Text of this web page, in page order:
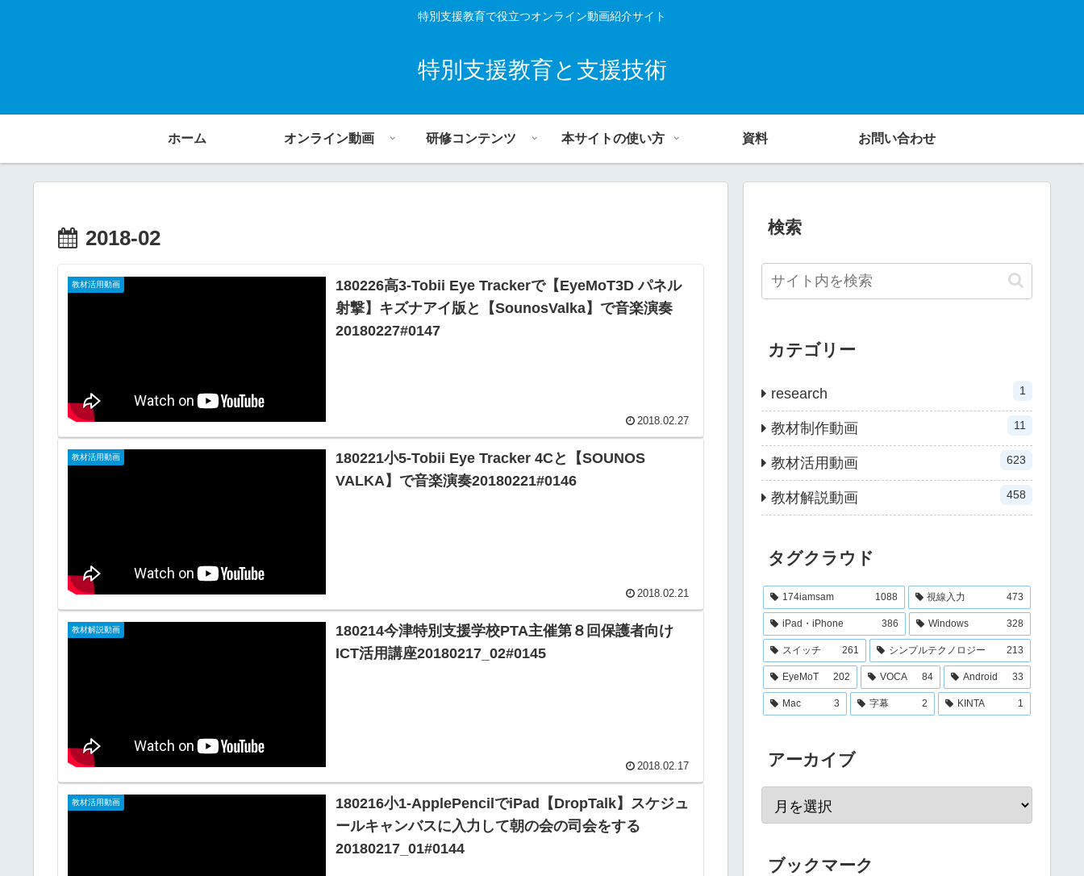
特別支援教育で役立つオンライン動画紹介サイト
特別支援教育と支援技術
ホーム オンライン動画 研修コンテンツ 本サイトの使い方 資料 お問い合わせ
2018-02
教材活用動画
180226高3-Tobii Eye Trackerで【EyeMoT3D パネル
射撃】キズナアイ版と【SounosValka】で音楽演奏
20180227#0147
2018.02.27
教材活用動画
180221小5-Tobii Eye Tracker 4Cと【SOUNOS
VALKA】で音楽演奏20180221#0146
2018.02.21
教材解説動画
180214今津特別支援学校PTA主催第８回保護者向け
ICT活用講座20180217_02#0145
2018.02.17
教材活用動画
180216小1-ApplePencilでiPad【DropTalk】スケジュ
ールキャンバスに入力して朝の会の司会をする
20180217_01#0144
検索
カテゴリー
research 1
教材制作動画 11
教材活用動画 623
教材解説動画 458
タグクラウド
174iamsam 1088 視線入力 473
iPad・iPhone 386 Windows 328
スイッチ 261 シンプルテクノロジー 213
EyeMoT 202 VOCA 84 Android 33
Mac 3 字幕 2 KINTA 1
アーカイブ
ブックマーク